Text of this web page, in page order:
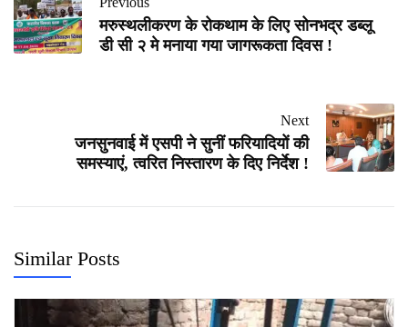
मरुस्थलीकरण के रोकथाम के लिए सोनभद्र डब्लू
डी सी २ मे मनाया गया जागरूकता दिवस !
Next
जनसुनवाई में एसपी ने सुनीं फरियादियों की
समस्याएं, त्वरित निस्तारण के दिए निर्देश !
Similar Posts